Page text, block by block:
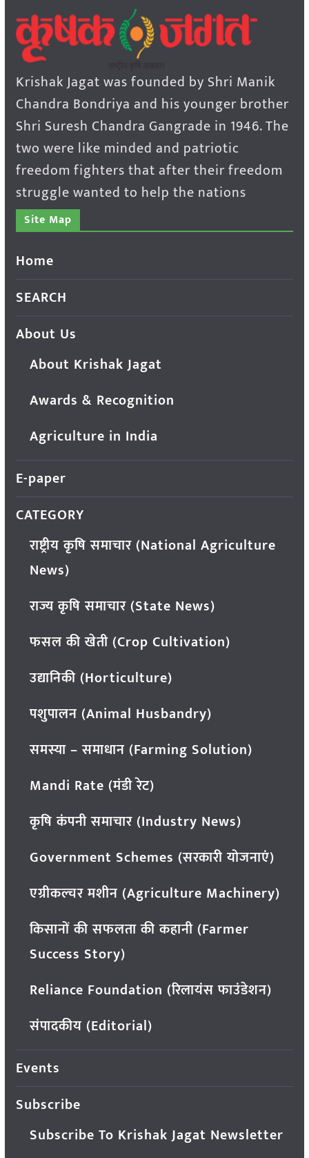
Krishak Jagat was founded by Shri Manik
Chandra Bondriya and his younger brother
Shri Suresh Chandra Gangrade in 1946. The
two were like minded and patriotic
freedom fighters that after their freedom
struggle wanted to help the nations
Site Map
Home
SEARCH
About Us
About Krishak Jagat
Awards & Recognition
Agriculture in India
E-paper
CATEGORY
राष्ट्रीय कृषि समाचार (National Agriculture
News)
राज्य कृषि समाचार (State News)
फसल की खेती (Crop Cultivation)
उद्यानिकी (Horticulture)
पशुपालन (Animal Husbandry)
समस्या – समाधान (Farming Solution)
Mandi Rate (मंडी रेट)
कृषि कंपनी समाचार (Industry News)
Government Schemes (सरकारी योजनाएं)
एग्रीकल्चर मशीन (Agriculture Machinery)
किसानों की सफलता की कहानी (Farmer
Success Story)
Reliance Foundation (रिलायंस फाउंडेशन)
संपादकीय (Editorial)
Events
Subscribe
Subscribe To Krishak Jagat Newsletter